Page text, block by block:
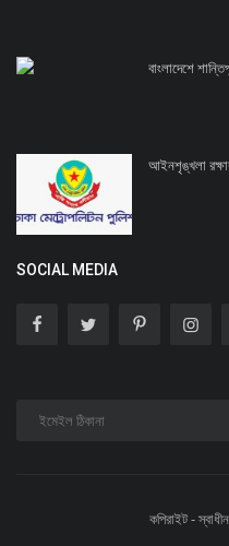
বাংলাদেশে
আইনশৃঙ্খলা
SOCIAL MEDIA
কপিরাইট -